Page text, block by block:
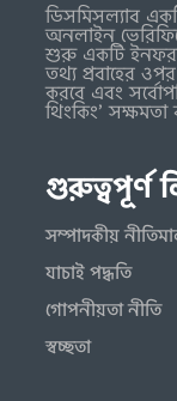
ডিসমিসল্যাব
অনলাইন
শুরু একটি
তথ্য প্রবাহের
করবে এবং
থিংকিং’
গুরুত্বপূর্ণ
সম্পাদকীয়
যাচাই পদ্ধতি
গোপনীয়তা নীতি
স্বচ্ছতা